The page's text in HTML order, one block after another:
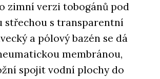
zimní verzi tobogánů pod
střechou s transparentní
a pólový bazén se dá
membránou,
spojit vodní plochy do